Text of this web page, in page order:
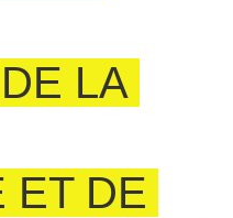
LA
ET DE